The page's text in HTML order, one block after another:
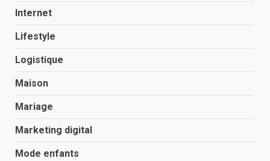
Internet
Lifestyle
Logistique
Maison
Mariage
Marketing digital
Mode enfants